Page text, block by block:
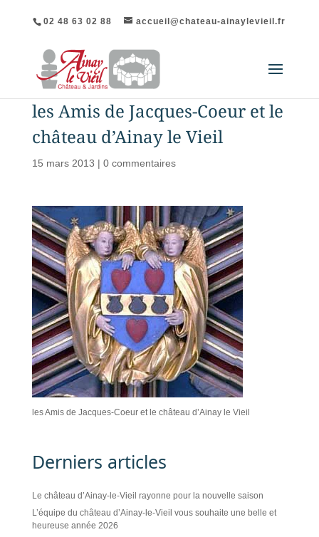
02 48 63 02 88 accueil@chateau-ainaylevieil.fr
les Amis de Jacques-Coeur et le
château d’Ainay le Vieil
15 mars 2013 | 0 commentaires
les Amis de Jacques-Coeur et le château d’Ainay le Vieil
Derniers articles
Le château d’Ainay-le-Vieil rayonne pour la nouvelle saison
L’équipe du château d’Ainay-le-Vieil vous souhaite une belle et
heureuse année 2026